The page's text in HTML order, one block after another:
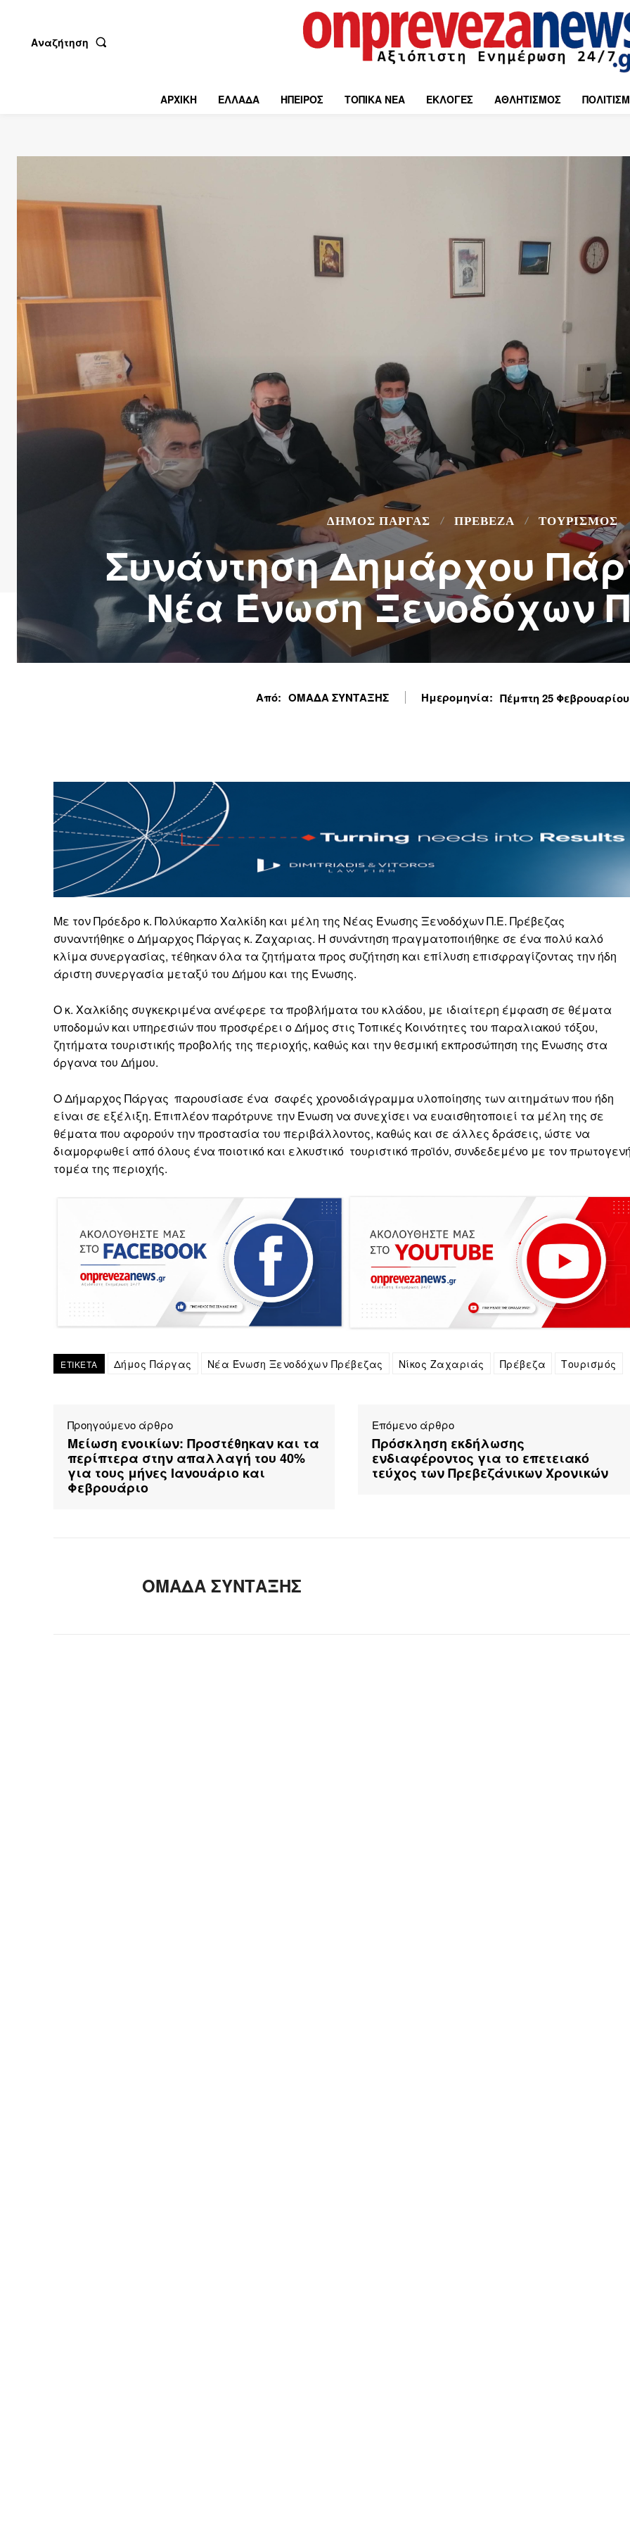
Αναζήτηση
ΑΡΧΙΚΗ ΕΛΛΑΔΑ ΗΠΕΙΡΟΣ ΤΟΠΙΚΑ ΝΕΑ ΕΚΛΟΓΕΣ ΑΘΛΗΤΙΣΜΟΣ
ΔΉΜΟΣ ΠΆΡΓΑΣ ΠΡΕΒΕΖΑ ΤΟΥΡΙΣΜΟΣ
Συνάντηση Δημάρχου
Νέα Ένωση Ξενοδόχων
Από: ΟΜΑΔΑ ΣΥΝΤΑΞΗΣ Ημερομηνία: Πέμπτη 25 Φεβρουαρίου
Με τον Πρόεδρο κ. Πολύκαρπο Χαλκίδη και μέλη της Νέας Ένωσης Ξενοδόχων Π.Ε. Πρέβεζας
συναντήθηκε ο Δήμαρχος Πάργας κ. Ζαχαριας. Η συνάντηση πραγματοποιήθηκε σε ένα πολύ καλό
κλίμα συνεργασίας, τέθηκαν όλα τα ζητήματα προς συζήτηση και επίλυση επισφραγίζοντας την ήδη
άριστη συνεργασία μεταξύ του Δήμου και της Ένωσης.
Ο κ. Χαλκίδης συγκεκριμένα ανέφερε τα προβλήματα του κλάδου, με ιδιαίτερη έμφαση σε θέματα
υποδομών και υπηρεσιών που προσφέρει ο Δήμος στις Τοπικές Κοινότητες του παραλιακού τόξου,
ζητήματα τουριστικής προβολής της περιοχής, καθώς και την θεσμική εκπροσώπηση της Ένωσης στα
όργανα του Δήμου.
Ο Δήμαρχος Πάργας παρουσίασε ένα σαφές χρονοδιάγραμμα υλοποίησης των αιτημάτων που ήδη
είναι σε εξέλιξη. Επιπλέον παρότρυνε την Ένωση να συνεχίσει να ευαισθητοποιεί τα μέλη της σε
θέματα που αφορούν την προστασία του περιβάλλοντος, καθώς και σε άλλες δράσεις, ώστε να
διαμορφωθεί από όλους ένα ποιοτικό και ελκυστικό τουριστικό προϊόν, συνδεδεμένο με τον
τομέα της περιοχής.
ΕΤΙΚΕΤΑ Δήμος Πάργας Νέα Ένωση Ξενοδόχων Πρέβεζας Νίκος Ζαχαριάς Πρέβεζα Τουρισμός
Προηγούμενο άρθρο
Μείωση ενοικίων: Προστέθηκαν και τα
περίπτερα στην απαλλαγή του 40%
για τους μήνες Ιανουάριο και
Φεβρουάριο
Επόμενο άρθρο
Πρόσκληση εκδήλωσης
ενδιαφέροντος για το επετειακό
τεύχος των Πρεβεζάνικων Χρονικών
ΟΜΑΔΑ ΣΥΝΤΑΞΗΣ